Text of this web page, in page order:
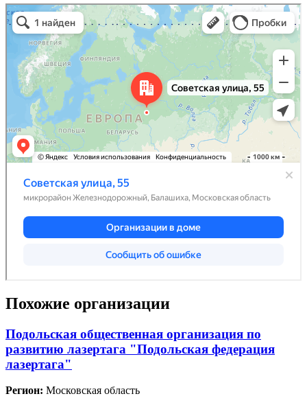
Похожие организации
Подольская общественная организация по
развитию лазертага "Подольская федерация
лазертага"
Регион: Московская область